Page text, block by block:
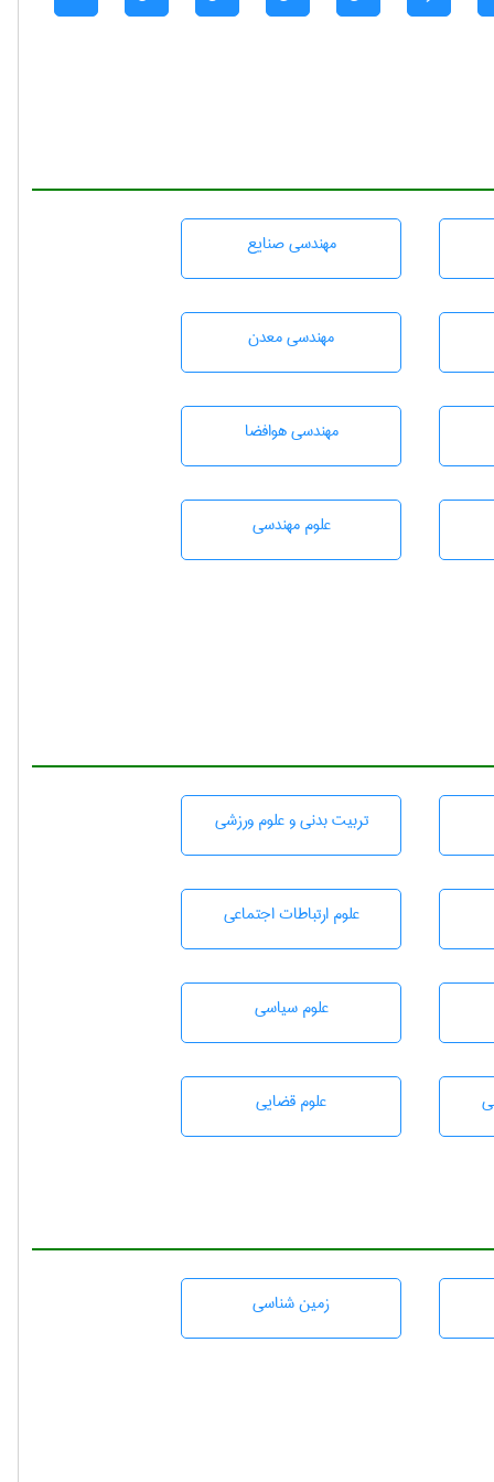
مهندسی صنايع
مهندسی معدن
مهندسی هوافضا
علوم مهندسی
تربيت بدنی و علوم ورزشی
علوم ارتباطات اجتماعی
علوم سياسی
علوم قضایی
زمين شناسی